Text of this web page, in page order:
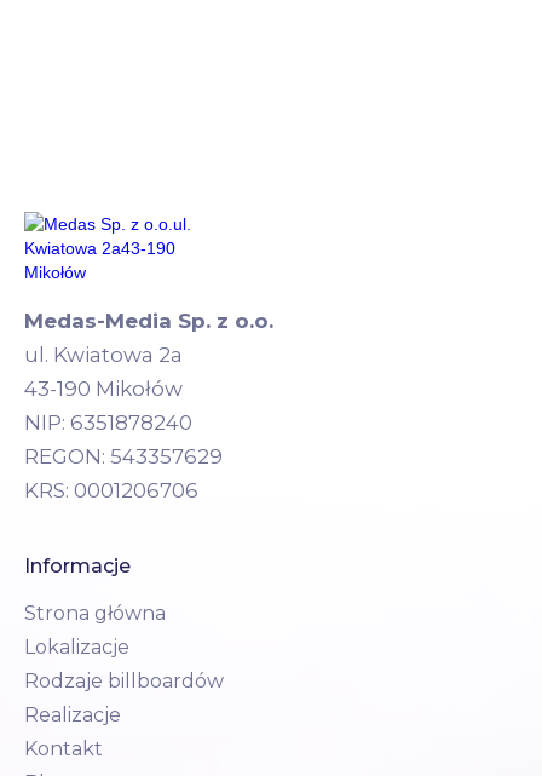
Medas-Media Sp. z o.o.
ul. Kwiatowa 2a
43-190 Mikołów
NIP: 6351878240
REGON: 543357629
KRS: 0001206706
Informacje
Strona główna
Lokalizacje
Rodzaje billboardów
Realizacje
Kontakt